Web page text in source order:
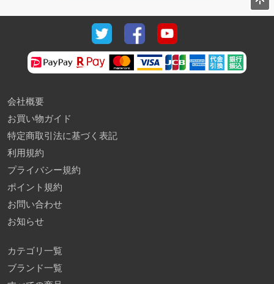
会社概要
お買い物ガイド
特定商取引法に基づく表記
利用規約
プライバシー規約
ポイント規約
お問い合わせ
お知らせ
カテゴリ一覧
ブランド一覧